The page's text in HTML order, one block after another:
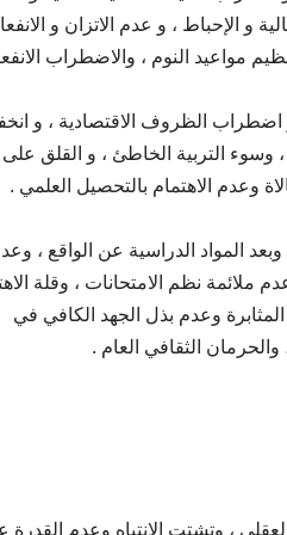
و الإحباط ، و عدم الاتزان و
مواعيد النوم ، والاضطراب
اضطراب الظروف الاقتصادية ، و
وسوء التربية الخاطئ ، و القلق على
وعدم الاهتمام بالتحصيل العلمي .
المواد الدراسية عن الواقع ،
نظم الامتحانات ، وقلة
وعدم بذل الجهد الكافي في
الثقافي العام .
، وتشتت الانتباه وعدم القدرة